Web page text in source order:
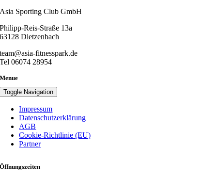
Asia Sporting Club GmbH
Philipp-Reis-Straße 13a
63128 Dietzenbach
team@asia-fitnesspark.de
Tel 06074 28954
Menue
Toggle Navigation
Impressum
Datenschutzerklärung
AGB
Cookie-Richtlinie (EU)
Partner
Öffnungszeiten